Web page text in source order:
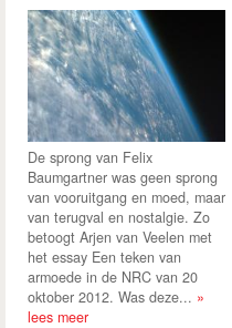
De sprong van Felix
Baumgartner was geen sprong
van vooruitgang en moed, maar
van terugval en nostalgie. Zo
betoogt Arjen van Veelen met
het essay Een teken van
armoede in de NRC van 20
oktober 2012. Was deze... »
lees meer